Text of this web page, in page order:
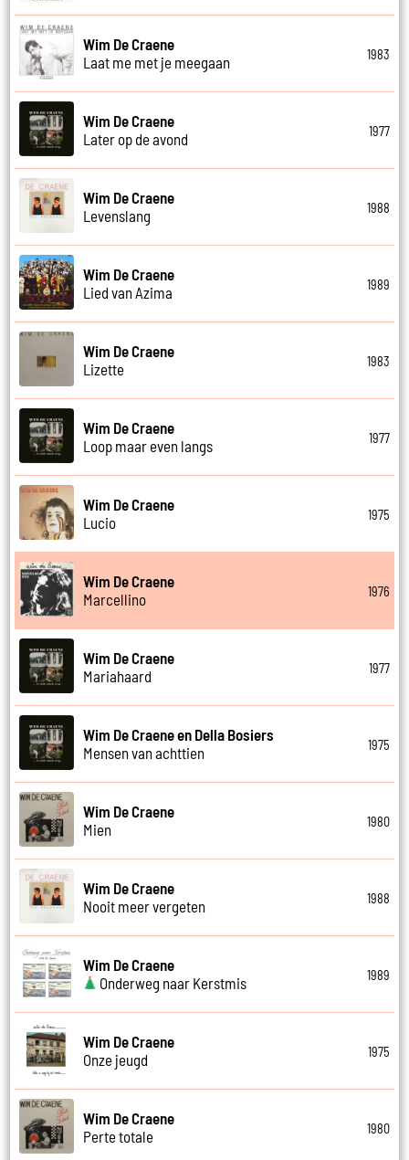
Wim De Craene
Laat me met je meegaan
1983
Wim De Craene
Later op de avond
1977
Wim De Craene
Levenslang
1988
Wim De Craene
Lied van Azima
1989
Wim De Craene
Lizette
1983
Wim De Craene
Loop maar even langs
1977
Wim De Craene
Lucio
1975
Wim De Craene
Marcellino
1976
Wim De Craene
Mariahaard
1977
Wim De Craene en Della Bosiers
Mensen van achttien
1975
Wim De Craene
Mien
1980
Wim De Craene
Nooit meer vergeten
1988
Wim De Craene
Onderweg naar Kerstmis
1989
Wim De Craene
Onze jeugd
1975
Wim De Craene
Perte totale
1980